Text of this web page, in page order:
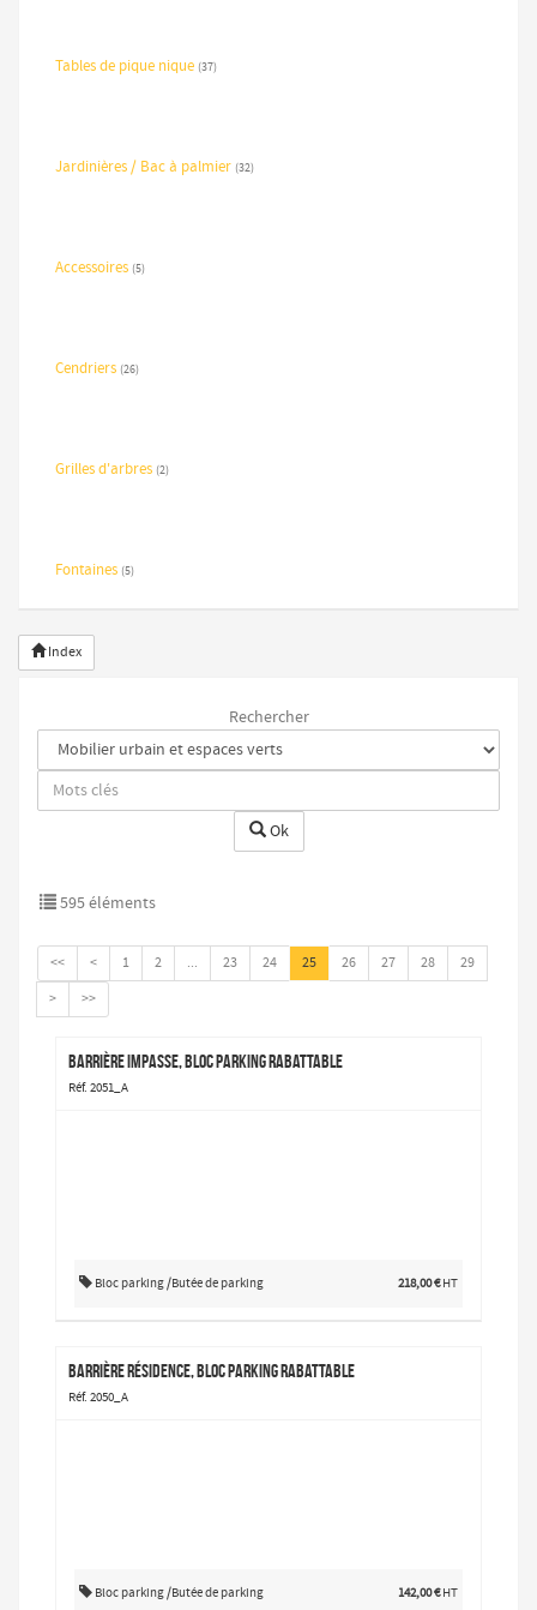
Tables de pique nique (37)
Jardinières / Bac à palmier (32)
Accessoires (5)
Cendriers (26)
Grilles d'arbres (2)
Fontaines (5)
Index
Rechercher
Ok
595 éléments
<< < 1 2 ... 23 24 25 26 27 28
29
>
>>
Barrière Impasse, bloc parking rabattable
Réf. 2051_A
Bloc parking /Butée de parking 218,00 € HT
Barrière résidence, bloc parking rabattable
Réf. 2050_A
Bloc parking /Butée de parking 142,00 € HT